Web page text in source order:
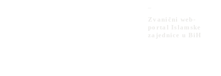
Zvanični web-
portal Islamske
zajednice u BiH